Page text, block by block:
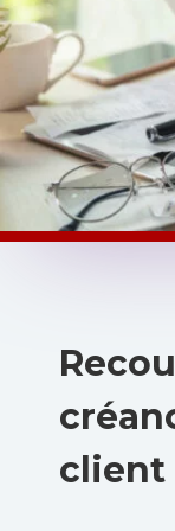
client